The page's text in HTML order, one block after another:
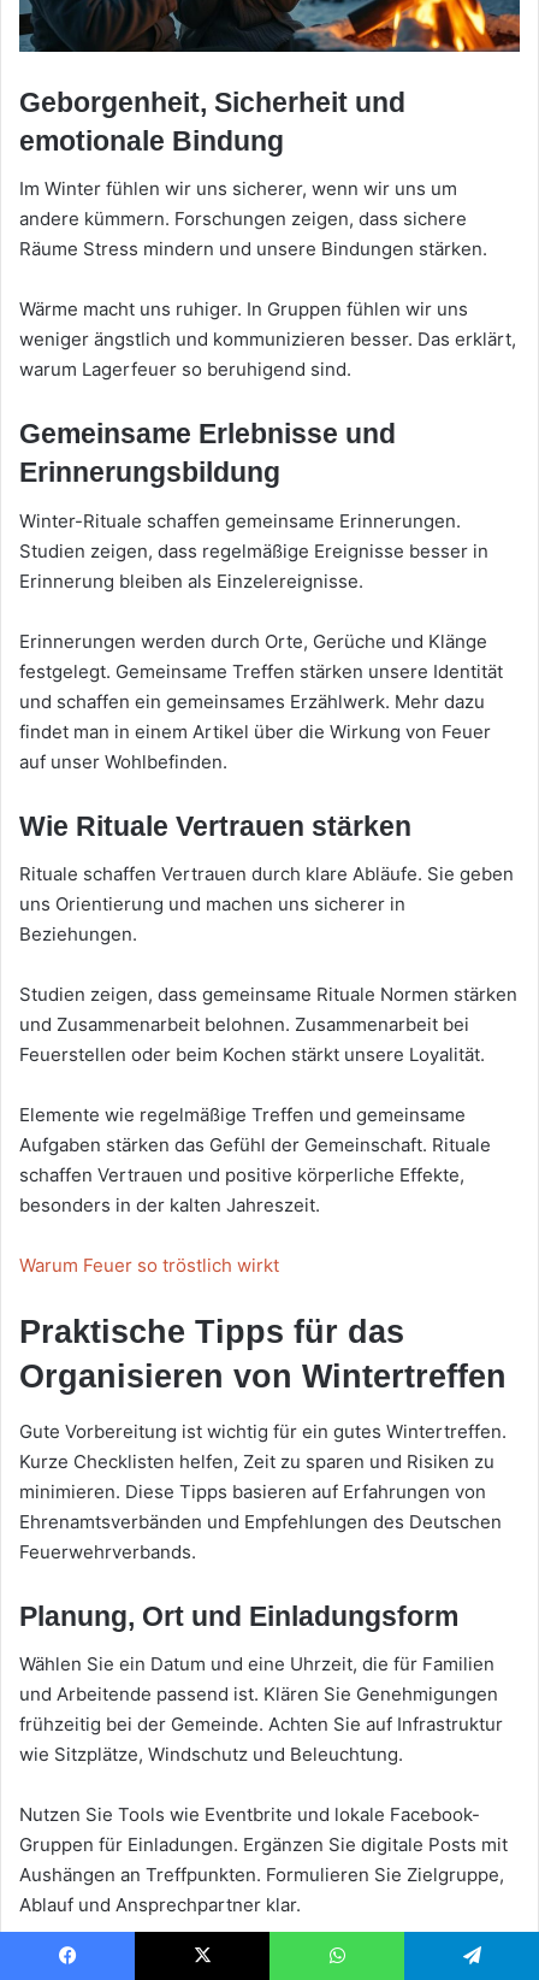
Geborgenheit, Sicherheit und
emotionale Bindung
Im Winter fühlen wir uns sicherer, wenn wir uns um
andere kümmern. Forschungen zeigen, dass sichere
Räume Stress mindern und unsere Bindungen stärken.
Wärme macht uns ruhiger. In Gruppen fühlen wir uns
weniger ängstlich und kommunizieren besser. Das erklärt,
warum Lagerfeuer so beruhigend sind.
Gemeinsame Erlebnisse und
Erinnerungsbildung
Winter-Rituale schaffen gemeinsame Erinnerungen.
Studien zeigen, dass regelmäßige Ereignisse besser in
Erinnerung bleiben als Einzelereignisse.
Erinnerungen werden durch Orte, Gerüche und Klänge
festgelegt. Gemeinsame Treffen stärken unsere Identität
und schaffen ein gemeinsames Erzählwerk. Mehr dazu
findet man in einem Artikel über die Wirkung von Feuer
auf unser Wohlbefinden.
Wie Rituale Vertrauen stärken
Rituale schaffen Vertrauen durch klare Abläufe. Sie geben
uns Orientierung und machen uns sicherer in
Beziehungen.
Studien zeigen, dass gemeinsame Rituale Normen stärken
und Zusammenarbeit belohnen. Zusammenarbeit bei
Feuerstellen oder beim Kochen stärkt unsere Loyalität.
Elemente wie regelmäßige Treffen und gemeinsame
Aufgaben stärken das Gefühl der Gemeinschaft. Rituale
schaffen Vertrauen und positive körperliche Effekte,
besonders in der kalten Jahreszeit.
Warum Feuer so tröstlich wirkt
Praktische Tipps für das
Organisieren von Wintertreffen
Gute Vorbereitung ist wichtig für ein gutes Wintertreffen.
Kurze Checklisten helfen, Zeit zu sparen und Risiken zu
minimieren. Diese Tipps basieren auf Erfahrungen von
Ehrenamtsverbänden und Empfehlungen des Deutschen
Feuerwehrverbands.
Planung, Ort und Einladungsform
Wählen Sie ein Datum und eine Uhrzeit, die für Familien
und Arbeitende passend ist. Klären Sie Genehmigungen
frühzeitig bei der Gemeinde. Achten Sie auf Infrastruktur
wie Sitzplätze, Windschutz und Beleuchtung.
Nutzen Sie Tools wie Eventbrite und lokale Facebook-
Gruppen für Einladungen. Ergänzen Sie digitale Posts mit
Aushängen an Treffpunkten. Formulieren Sie Zielgruppe,
Ablauf und Ansprechpartner klar.
Zeitpunkt: Wochenende, 16–20 Uhr